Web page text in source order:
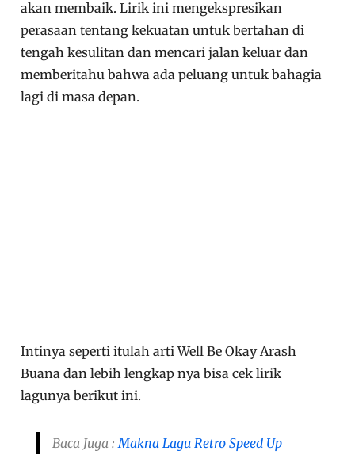
akan membaik. Lirik ini mengekspresikan
perasaan tentang kekuatan untuk bertahan di
tengah kesulitan dan mencari jalan keluar dan
memberitahu bahwa ada peluang untuk bahagia
lagi di masa depan.
Intinya seperti itulah arti Well Be Okay Arash
Buana dan lebih lengkap nya bisa cek lirik
lagunya berikut ini.
Baca Juga :Makna Lagu Retro Speed Up